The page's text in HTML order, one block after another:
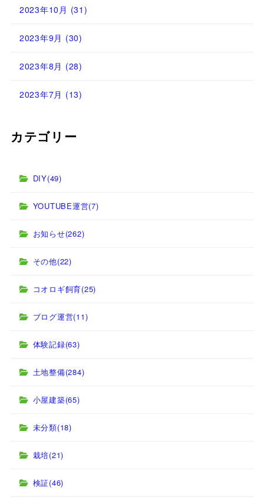
2023年10月 (31)
2023年9月 (30)
2023年8月 (28)
2023年7月 (13)
カテゴリー
DIY(49)
YOUTUBE運営(7)
お知らせ(262)
その他(22)
コオロギ飼育(25)
ブログ運営(11)
体験記録(63)
土地整備(284)
小屋建築(65)
未分類(18)
栽培(21)
検証(46)